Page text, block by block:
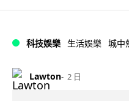
科技娛樂 生活娛樂 城中
Lawton 2 日